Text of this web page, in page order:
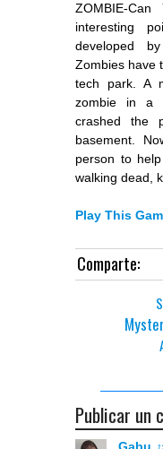
ZOMBIE-
interesting
developed
Zombies have
tech park. A
zombie in a
crashed the
basement.
person to
walking dead,
Play This
Comparte:
Publicar un